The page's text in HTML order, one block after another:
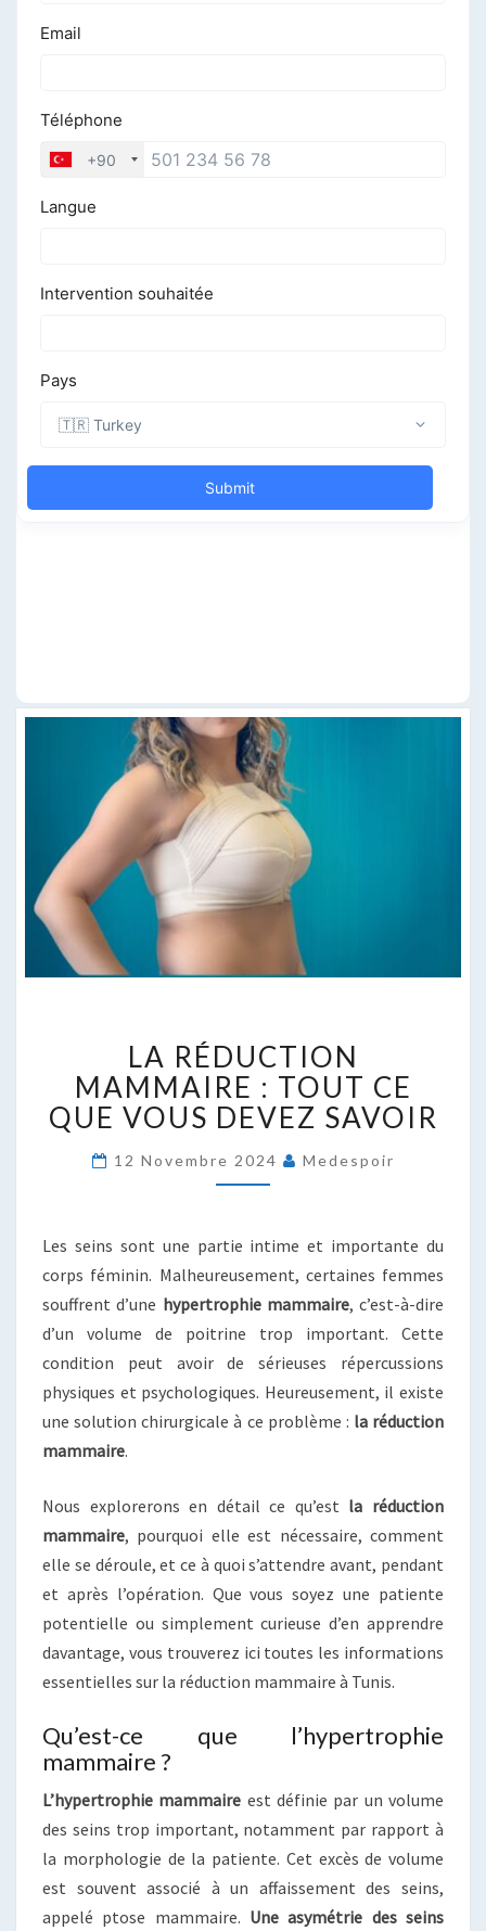
RÉDUCTION
MAMMAIRE
:
TOUT
CE
SAVOIR
LA RÉDUCTION
MAMMAIRE : TOUT CE
QUE VOUS DEVEZ SAVOIR
12 Novembre 2024 Medespoir
Les seins sont une partie intime et importante du
corps féminin. Malheureusement, certaines femmes
souffrent d’une hypertrophie mammaire, c’est-à-dire
d’un volume de poitrine trop important. Cette
condition peut avoir de sérieuses répercussions
physiques et psychologiques. Heureusement, il existe
une solution chirurgicale à ce problème : la réduction
mammaire.
Nous explorerons en détail ce qu’est la réduction
mammaire, pourquoi elle est nécessaire, comment
elle se déroule, et ce à quoi s’attendre avant, pendant
et après l’opération. Que vous soyez une patiente
potentielle ou simplement curieuse d’en apprendre
davantage, vous trouverez ici toutes les informations
essentielles sur la réduction mammaire à Tunis.
Qu’est-ce que l’hypertrophie
mammaire ?
L’hypertrophie mammaire est définie par un volume
des seins trop important, notamment par rapport à
la morphologie de la patiente. Cet excès de volume
est souvent associé à un affaissement des seins,
appelé ptose mammaire. Une asymétrie des seins